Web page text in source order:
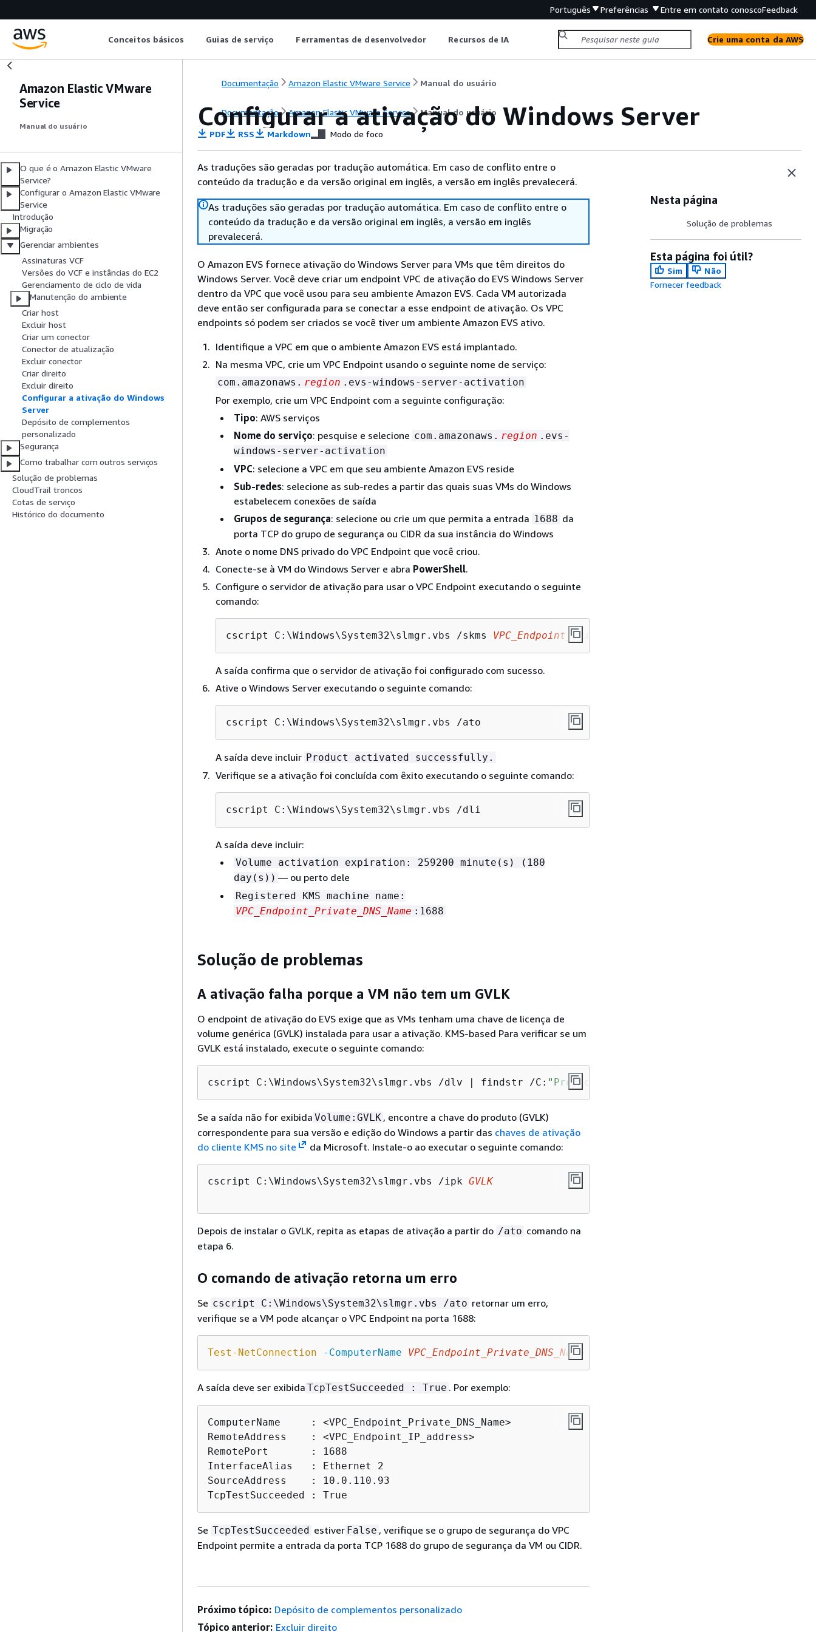
Português Preferências Entre em contato conoscoFeedback
Conceitos básicos Guias de serviço Ferramentas de desenvolvedor Recursos de IA Crie uma conta da AWS
Amazon Elastic VMware
Service
Manual do usuário
O que é o Amazon Elastic VMware
Service?
Configurar o Amazon Elastic VMware
Service
Introdução
Migração
Gerenciar ambientes
Assinaturas VCF
Versões do VCF e instâncias do EC2
Gerenciamento de ciclo de vida
Manutenção do ambiente
Criar host
Excluir host
Criar um conector
Conector de atualização
Excluir conector
Criar direito
Excluir direito
Configurar a ativação do Windows
Server
Depósito de complementos
personalizado
Segurança
Como trabalhar com outros serviços
Solução de problemas
CloudTrail troncos
Cotas de serviço
Histórico do documento
Documentação Amazon Elastic VMware Service Manual do usuário
Documentação Amazon Elastic VMware Service Manual do usuário
Configurar a ativação do Windows Server
PDF RSS Markdown Modo de foco
As traduções são geradas por tradução automática. Em caso de conflito entre o
conteúdo da tradução e da versão original em inglês, a versão em inglês prevalecerá.
As traduções são geradas por tradução automática. Em caso de conflito entre o
conteúdo da tradução e da versão original em inglês, a versão em inglês
prevalecerá.
O Amazon EVS fornece ativação do Windows Server para VMs que têm direitos do
Windows Server. Você deve criar um endpoint VPC de ativação do EVS Windows Server
dentro da VPC que você usou para seu ambiente Amazon EVS. Cada VM autorizada
deve então ser configurada para se conectar a esse endpoint de ativação. Os VPC
endpoints só podem ser criados se você tiver um ambiente Amazon EVS ativo.
Identifique a VPC em que o ambiente Amazon EVS está implantado.
Na mesma VPC, crie um VPC Endpoint usando o seguinte nome de serviço:
com.amazonaws. region .evs-windows-server-activation
Por exemplo, crie um VPC Endpoint com a seguinte configuração:
Tipo: AWS serviços
Nome do serviço: pesquise e selecione com.amazonaws. region .evs-
windows-server-activation
VPC: selecione a VPC em que seu ambiente Amazon EVS reside
Sub-redes: selecione as sub-redes a partir das quais suas VMs do Windows
estabelecem conexões de saída
Grupos de segurança: selecione ou crie um que permita a entrada 1688 da
porta TCP do grupo de segurança ou CIDR da sua instância do Windows
Anote o nome DNS privado do VPC Endpoint que você criou.
Conecte-se à VM do Windows Server e abra PowerShell.
Configure o servidor de ativação para usar o VPC Endpoint executando o seguinte
comando:
cscript C:\Windows\System32\slmgr.vbs /skms VPC_Endpoint_Private_DNS_Name
A saída confirma que o servidor de ativação foi configurado com sucesso.
Ative o Windows Server executando o seguinte comando:
cscript C:\Windows\System32\slmgr.vbs /ato
A saída deve incluir Product activated successfully.
Verifique se a ativação foi concluída com êxito executando o seguinte comando:
cscript C:\Windows\System32\slmgr.vbs /dli
A saída deve incluir:
Volume activation expiration: 259200 minute(s) (180
day(s)) — ou perto dele
Registered KMS machine name:
VPC_Endpoint_Private_DNS_Name :1688
Solução de problemas
A ativação falha porque a VM não tem um GVLK
O endpoint de ativação do EVS exige que as VMs tenham uma chave de licença de
volume genérica (GVLK) instalada para usar a ativação. KMS-based Para verificar se um
GVLK está instalado, execute o seguinte comando:
cscript C:\Windows\System32\slmgr.vbs /dlv | findstr /C: "Product Key Channel"
Se a saída não for exibida Volume:GVLK , encontre a chave do produto (GVLK)
correspondente para sua versão e edição do Windows a partir das chaves de ativação
do cliente KMS no site
da Microsoft. Instale-o ao executar o seguinte comando:
cscript C:\Windows\System32\slmgr.vbs /ipk GVLK
Depois de instalar o GVLK, repita as etapas de ativação a partir do /ato comando na
etapa 6.
O comando de ativação retorna um erro
Se cscript C:\Windows\System32\slmgr.vbs /ato retornar um erro,
verifique se a VM pode alcançar o VPC Endpoint na porta 1688:
Test-NetConnection -ComputerName VPC_Endpoint_Private_DNS_Name
A saída deve ser exibida TcpTestSucceeded : True . Por exemplo:
ComputerName     : <VPC_Endpoint_Private_DNS_Name>
RemoteAddress    : <VPC_Endpoint_IP_address>
RemotePort       : 1688
InterfaceAlias   : Ethernet 2
SourceAddress    : 10.0.110.93
TcpTestSucceeded : True
Se TcpTestSucceeded estiver False , verifique se o grupo de segurança do VPC
Endpoint permite a entrada da porta TCP 1688 do grupo de segurança da VM ou CIDR.
Nesta página
Solução de problemas
Esta página foi útil?
Sim
Não
Fornecer feedback
Próximo tópico: Depósito de complementos personalizado
Tópico anterior: Excluir direito